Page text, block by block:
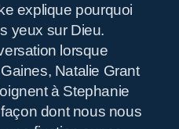
explique pourquoi
yeux sur Dieu.
lorsque
Natalie Grant
à Stephanie
dont nous nous